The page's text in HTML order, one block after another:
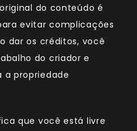
do conteúdo é
evitar complicações
dar os créditos, você
do criador e
a propriedade
que você está livre